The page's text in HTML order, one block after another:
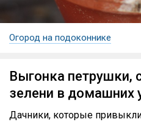
Огород на подоконнике
Выгонка петрушки,
зелени в домашних
Дачники, которые